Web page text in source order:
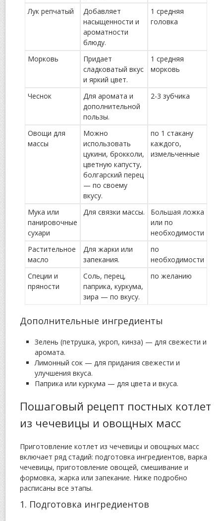
Лук репчатый
Добавляет
насыщенности и
ароматности
блюду.
1 средняя
головка
Морковь
Придает
сладковатый вкус
и яркий цвет.
1 средняя
морковь
Чеснок
Для аромата и
дополнительной
пользы.
2-3 зубчика
Овощи для
массы
Можно
использовать
цукини, брокколи,
цветную капусту,
болгарский перец
— по своему
вкусу.
по 1 стакану
каждого,
измельченные
Мука или
панировочные
сухари
Для связки массы.
Большая ложка
или по
необходимости
Растительное
масло
Для жарки или
запекания.
по
необходимости
Специи и
пряности
Соль, перец,
паприка, куркума,
зира — по вкусу.
по желанию
Дополнительные ингредиенты
Зелень (петрушка, укроп, кинза) — для свежести и
аромата.
Лимонный сок — для придания свежести и
улучшения вкуса.
Паприка или куркума — для цвета и вкуса.
Пошаговый рецепт постных котлет
из чечевицы и овощных масс
Приготовление котлет из чечевицы и овощных масс
включает ряд стадий: подготовка ингредиентов, варка
чечевицы, приготовление овощей, смешивание и
формовка, жарка или запекание. Ниже подробно
расписаны все этапы.
1. Подготовка ингредиентов